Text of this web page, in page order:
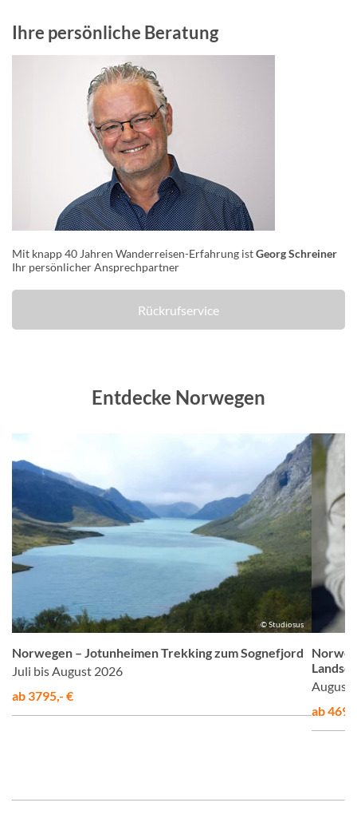
Ihre persönliche Beratung
Mit knapp 40 Jahren Wanderreisen-Erfahrung istGeorg Schreiner
Ihr persönlicher Ansprechpartner
Rückrufservice
Entdecke Norwegen
© Studiosus
Norwegen – Jotunheimen Trekking zum Sognefjord
Juli bis August 2026
ab 3795,- €
August
ab